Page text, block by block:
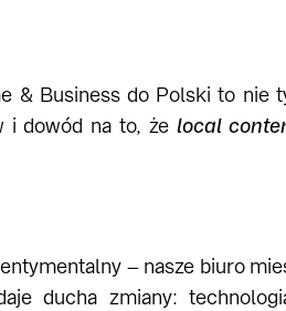
& Business do Polski to nie
i dowód na to, że local
– nasze biuro
ducha zmiany: